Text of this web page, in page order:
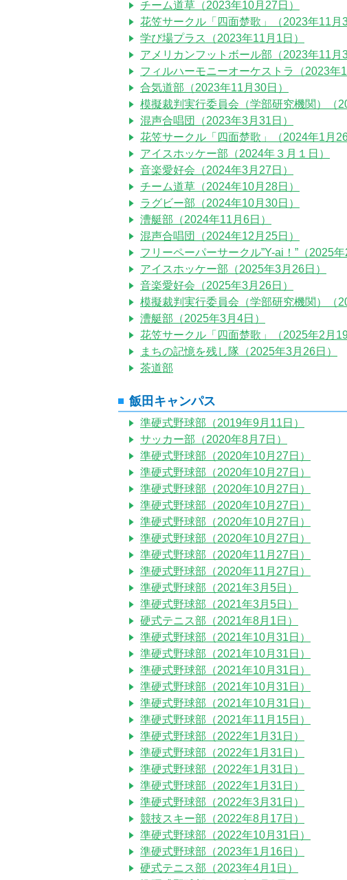
チーム道草（2023年10月27日）
花笠サークル「四面楚歌」（2023年11月
学び場プラス（2023年11月1日）
アメリカンフットボール部（2023年11月
フィルハーモニーオーケストラ（2023年
合気道部（2023年11月30日）
模擬裁判実行委員会（学部研究機関）（
混声合唱団（2023年3月31日）
花笠サークル「四面楚歌」（2024年1月26
アイスホッケー部（2024年３月１日）
音楽愛好会（2024年3月27日）
チーム道草（2024年10月28日）
ラグビー部（2024年10月30日）
漕艇部（2024年11月6日）
混声合唱団（2024年12月25日）
フリーペーパーサークル”Y-ai！”（2025年
アイスホッケー部（2025年3月26日）
音楽愛好会（2025年3月26日）
模擬裁判実行委員会（学部研究機関）（
漕艇部（2025年3月4日）
花笠サークル「四面楚歌」（2025年2月19
まちの記憶を残し隊（2025年3月26日）
茶道部
飯田キャンパス
準硬式野球部（2019年9月11日）
サッカー部（2020年8月7日）
準硬式野球部（2020年10月27日）
準硬式野球部（2020年10月27日）
準硬式野球部（2020年10月27日）
準硬式野球部（2020年10月27日）
準硬式野球部（2020年10月27日）
準硬式野球部（2020年10月27日）
準硬式野球部（2020年11月27日）
準硬式野球部（2020年11月27日）
準硬式野球部（2021年3月5日）
準硬式野球部（2021年3月5日）
硬式テニス部（2021年8月1日）
準硬式野球部（2021年10月31日）
準硬式野球部（2021年10月31日）
準硬式野球部（2021年10月31日）
準硬式野球部（2021年10月31日）
準硬式野球部（2021年10月31日）
準硬式野球部（2021年11月15日）
準硬式野球部（2022年1月31日）
準硬式野球部（2022年1月31日）
準硬式野球部（2022年1月31日）
準硬式野球部（2022年1月31日）
準硬式野球部（2022年3月31日）
競技スキー部（2022年8月17日）
準硬式野球部（2022年10月31日）
準硬式野球部（2023年1月16日）
硬式テニス部（2023年4月1日）